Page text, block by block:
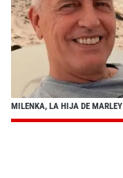
MILENKA, LA HIJA DE MARLEY